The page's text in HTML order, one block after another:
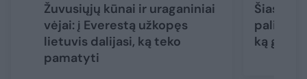
Žuvusiųjų kūnai ir uraganiniai
vėjai: į Everestą užkopęs
lietuvis dalijasi, ką teko
pamatyti
Šias
palikti
ką